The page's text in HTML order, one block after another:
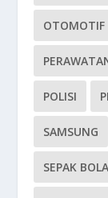
OTOMOTIF
POLISI
SAMSUNG
SEPAK